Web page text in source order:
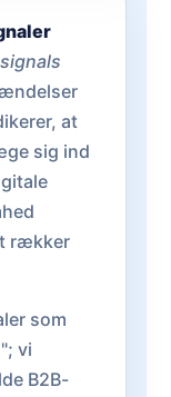
at
sig ind
rækker
som
vi
B2B-